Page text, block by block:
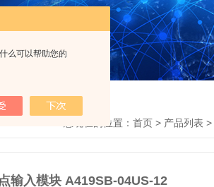
么可以帮助您的
您现在的位置： 首页 > 产品列表 >
输入模块 A419SB-04US-12